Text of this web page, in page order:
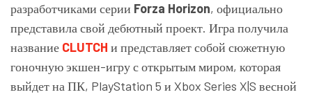
разработчиками серии Forza Horizon, официально
представила свой дебютный проект. Игра получила
название CLUTCH и представляет собой сюжетную
гоночную экшен-игру с открытым миром, которая
выйдет на ПК, PlayStation 5 и Xbox Series X|S весной